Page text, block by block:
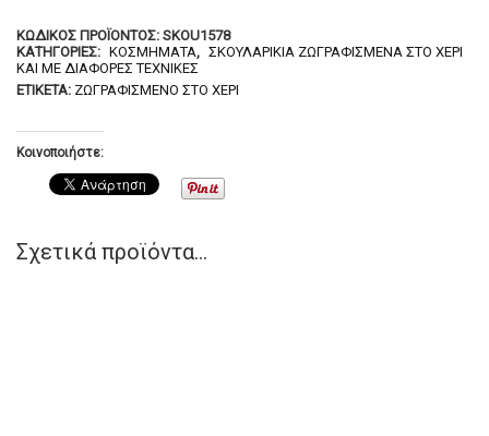
ΚΩΔΙΚΌΣ ΠΡΟΪΌΝΤΟΣ: SKOU1578
ΚΑΤΗΓΟΡΊΕΣ: ΚΟΣΜΉΜΑΤΑ, ΣΚΟΥΛΑΡΊΚΙΑ ΖΩΓΡΑΦΙΣΜΈΝΑ ΣΤΟ ΧΈΡΙ
ΚΑΙ ΜΕ ΔΙΆΦΟΡΕΣ ΤΕΧΝΙΚΈΣ
ΕΤΙΚΈΤΑ: ΖΩΓΡΑΦΙΣΜΈΝΟ ΣΤΟ ΧΈΡΙ
Κοινοποιήστε:
Σχετικά προϊόντα...